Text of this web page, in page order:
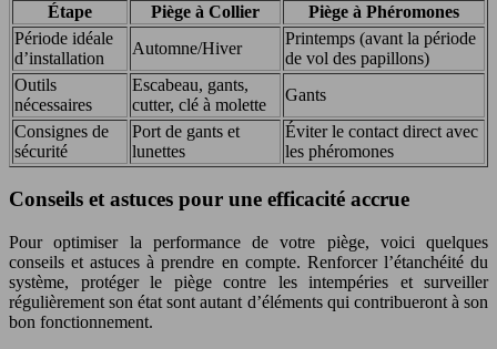
Étape Piège à Collier
Piège à Phéromones
Période idéale
d’installation
Automne/Hiver
Printemps (avant la période
de vol des papillons)
Outils
nécessaires
Escabeau, gants,
cutter, clé à molette
Gants
Consignes de
sécurité
Port de gants et
lunettes
Éviter le contact direct avec
les phéromones
Conseils et astuces pour une efficacité accrue
Pour optimiser la performance de votre piège, voici quelques
conseils et astuces à prendre en compte. Renforcer l’étanchéité du
système, protéger le piège contre les intempéries et surveiller
régulièrement son état sont autant d’éléments qui contribueront à son
bon fonctionnement.